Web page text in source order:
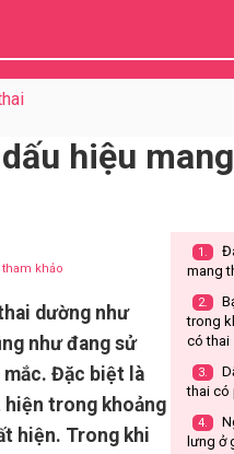
hiệu
tham khảo
dường như
như đang sử
Đặc biệt là
hiện trong khoảng
hiện. Trong khi
1.
mang
2.
trong
có thai
3.
thai có
4.
lưng ở